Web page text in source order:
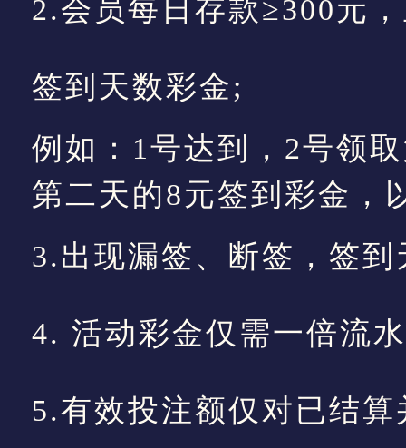
2.会员每日存款≥300元
签到天数彩金;
例如：1号达到，2号领
第二天的8元签到彩金，
3.出现漏签、断签，签
4. 活动彩金仅需一倍流
5.有效投注额仅对已结